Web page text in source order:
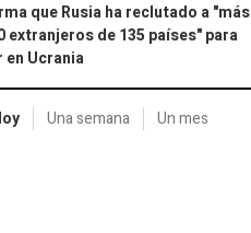
que Rusia ha reclutado a "más
extranjeros de 135 países" para
Ucrania
Una semana Un mes